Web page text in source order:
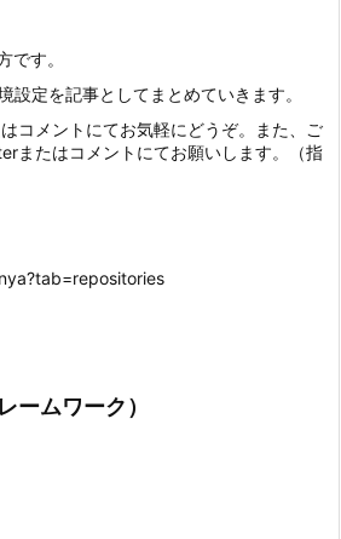
です。
設定を記事としてまとめていきます。
コメントにてお気軽にどうぞ。また、ご
またはコメントにてお願いします。（指
ームワーク）